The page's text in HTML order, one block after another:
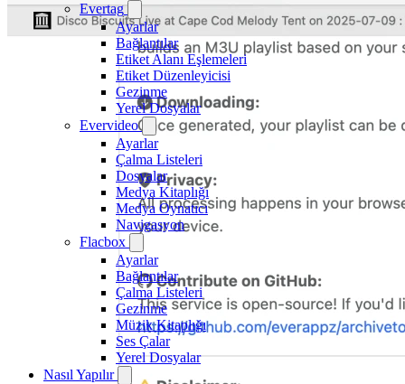
Evertag
Ayarlar
Bağlantılar
Etiket Alanı Eşlemeleri
Etiket Düzenleyicisi
Gezinme
Yerel Dosyalar
Evervideo
Ayarlar
Çalma Listeleri
Dosyalar
Medya Kitaplığı
Medya Oynatıcı
Navigasyon
Flacbox
Ayarlar
Bağlantılar
Çalma Listeleri
Gezinme
Müzik Kitaplığı
Ses Çalar
Yerel Dosyalar
Nasıl Yapılır